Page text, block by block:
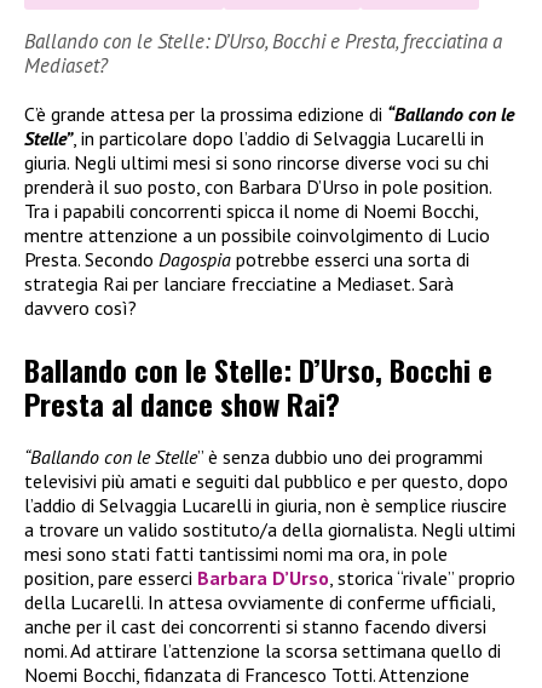
Ballando con le Stelle: D’Urso, Bocchi e Presta, frecciatina a
Mediaset?
C’è grande attesa per la prossima edizione di “Ballando con le
Stelle”, in particolare dopo l’addio di Selvaggia Lucarelli in
giuria. Negli ultimi mesi si sono rincorse diverse voci su chi
prenderà il suo posto, con Barbara D’Urso in pole position.
Tra i papabili concorrenti spicca il nome di Noemi Bocchi,
mentre attenzione a un possibile coinvolgimento di Lucio
Presta. Secondo Dagospia potrebbe esserci una sorta di
strategia Rai per lanciare frecciatine a Mediaset. Sarà
davvero così?
Ballando con le Stelle: D’Urso, Bocchi e
Presta al dance show Rai?
“Ballando con le Stelle” è senza dubbio uno dei programmi
televisivi più amati e seguiti dal pubblico e per questo, dopo
l’addio di Selvaggia Lucarelli in giuria, non è semplice riuscire
a trovare un valido sostituto/a della giornalista. Negli ultimi
mesi sono stati fatti tantissimi nomi ma ora, in pole
position, pare esserci Barbara D’Urso , storica “rivale” proprio
della Lucarelli. In attesa ovviamente di conferme ufficiali,
anche per il cast dei concorrenti si stanno facendo diversi
nomi. Ad attirare l’attenzione la scorsa settimana quello di
Noemi Bocchi, fidanzata di Francesco Totti. Attenzione